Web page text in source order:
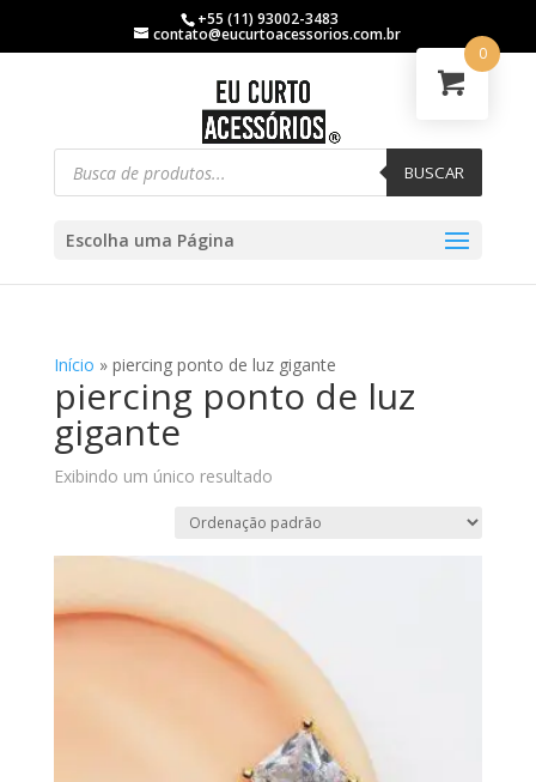
+55 (11) 93002-3483
contato@eucurtoacessorios.com.br
BUSCAR
Escolha uma Página
Início » piercing ponto de luz gigante
piercing ponto de luz
gigante
Exibindo um único resultado
0